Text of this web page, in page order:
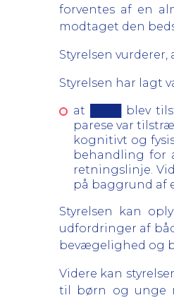
forventes af en
modtaget den
Styrelsen
Styrelsen har lagt
at ████ blev
parese var
kognitivt og
behandling for
retningslinje.
på baggrund af
Styrelsen kan
udfordringer af
bevægelighed og
Videre kan
til børn og unge